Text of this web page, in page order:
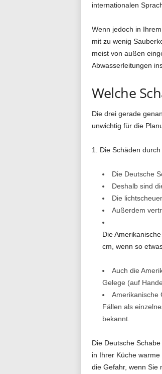
internationalen
Wenn jedoch in
mit zu wenig
meist von außen
Abwasserleitungen
Welche
Die drei gerade
unwichtig für die
1. Die Schäden
Die Deutsche
Deshalb sind
Die
Außerdem
Die
cm, wenn so
Auch die
Gelege (auf
Amerikanische
Fällen als
bekannt.
Die Deutsche
in Ihrer Küche
die Gefahr, wenn Sie